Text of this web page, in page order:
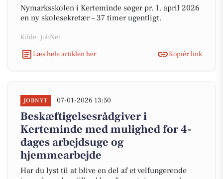
Nymarksskolen i Kerteminde søger pr. 1. april 2026
en ny skolesekretær – 37 timer ugentligt.
Kilde: JobNet
Læs hele artiklen her
Kopiér link
JOBNYT 07-01-2026 13:50
Beskæftigelsesrådgiver i
Kerteminde med mulighed for 4-
dages arbejdsuge og
hjemmearbejde
Har du lyst til at blive en del af et velfungerende